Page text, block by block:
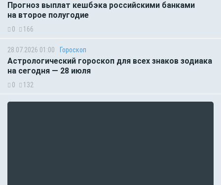
Прогноз выплат кешбэка российскими банками
на второе полугодие
0 166
28.07.2026 01:00 Гороскоп
Астрологический гороскоп для всех знаков зодиака
на сегодня — 28 июля
0 132